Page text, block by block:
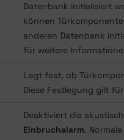
Datenbank initialisiert
können
anderen Datenbank
für weitere
Legt fest, ob
Diese Festlegung gilt
Deaktiviert die
Einbruchalarm.